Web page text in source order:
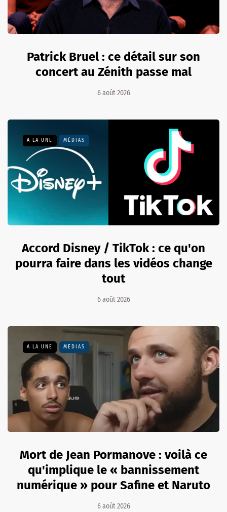
Patrick Bruel : ce détail sur son
concert au Zénith passe mal
6 août 2026
A LA UNE MÉDIAS
Accord Disney / TikTok : ce qu'on
pourra faire dans les vidéos change
tout
6 août 2026
A LA UNE MÉDIAS
Mort de Jean Pormanove : voilà ce
qu'implique le « bannissement
numérique » pour Safine et Naruto
6 août 2026